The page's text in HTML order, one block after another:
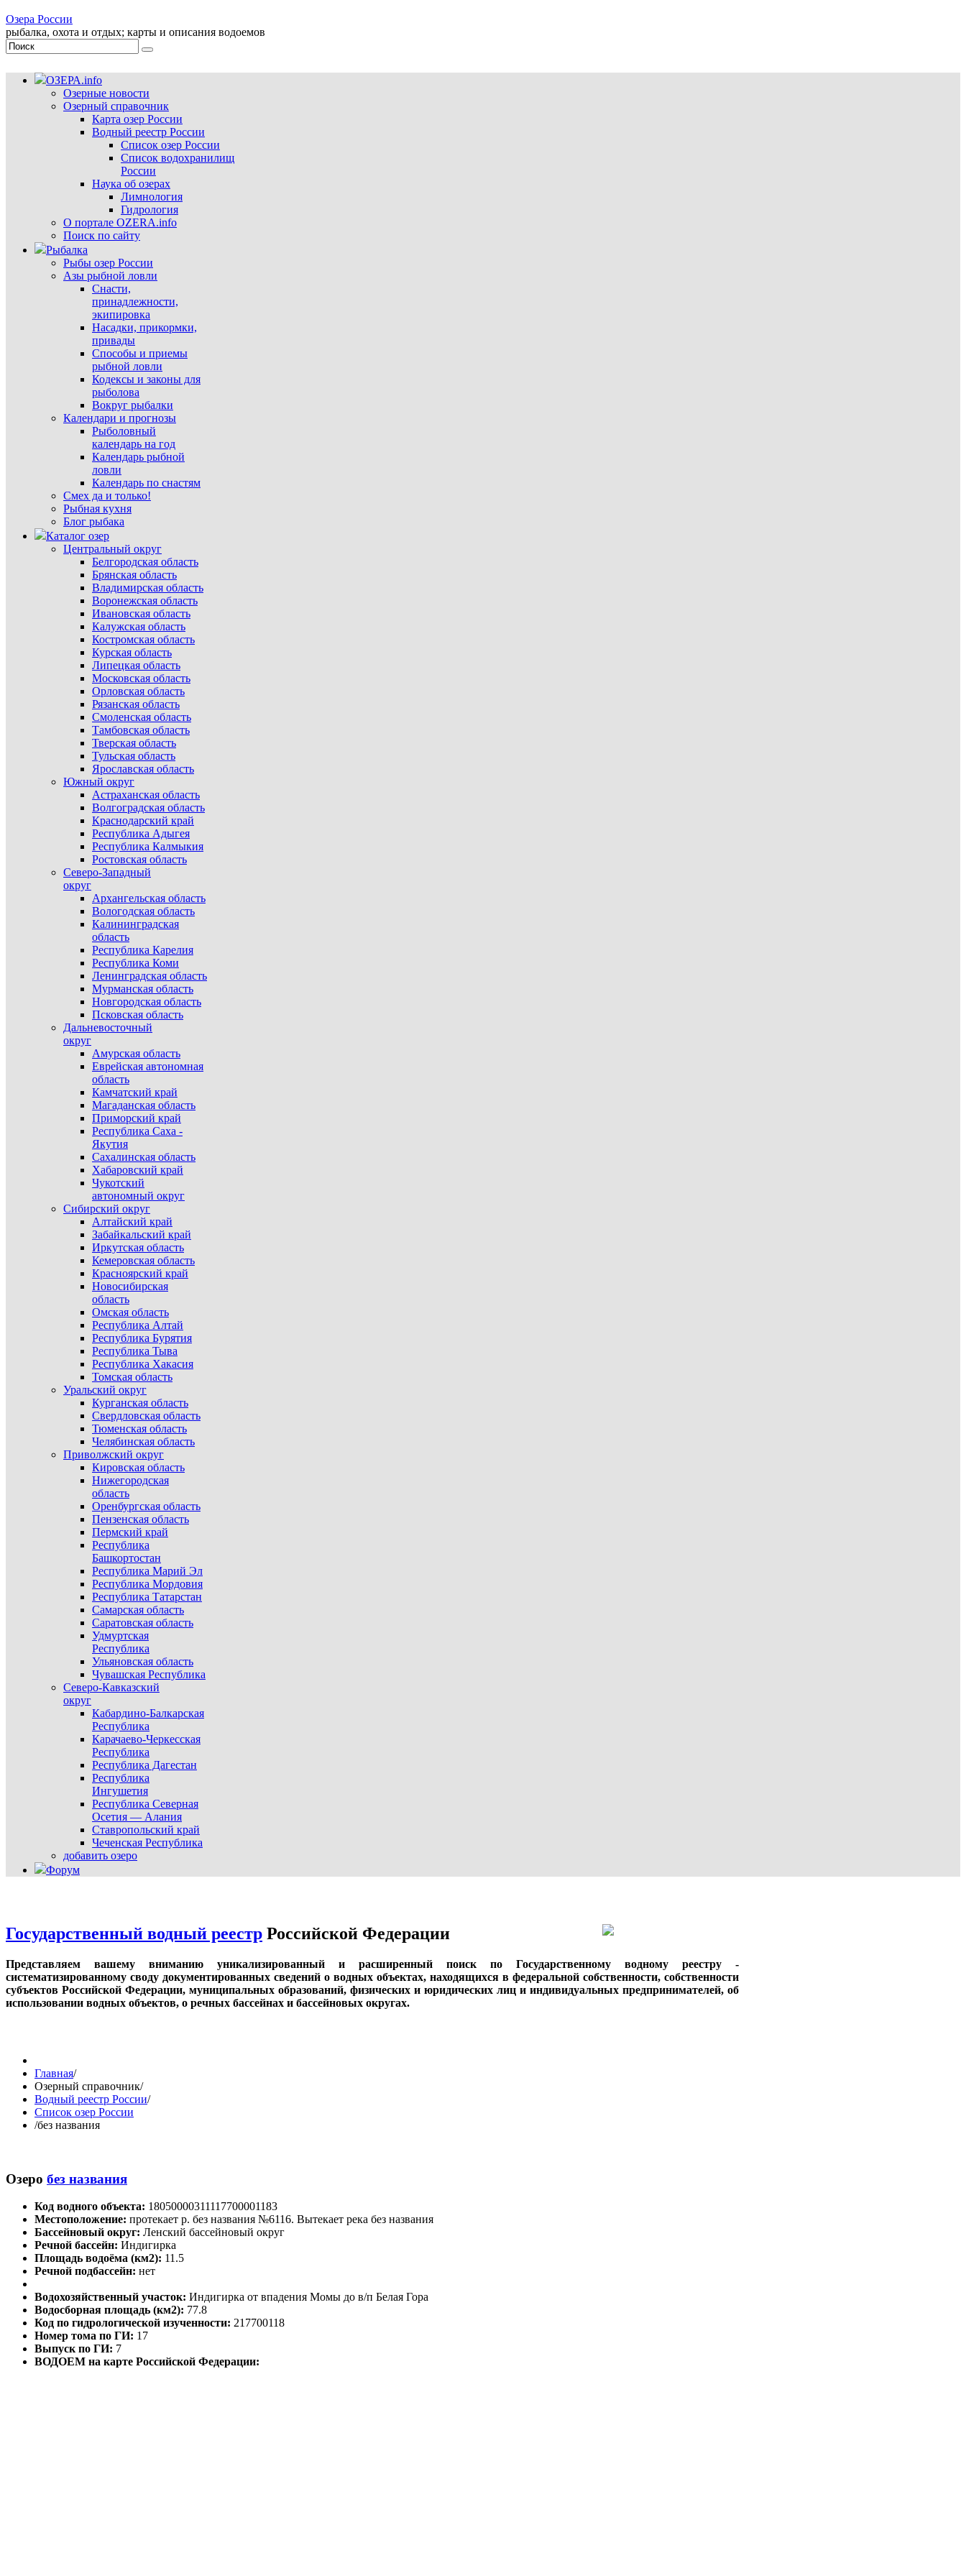
Озера России
рыбалка, охота и отдых; карты и описания водоемов
ОЗЕРА.info
Озерные новости
Озерный справочник
Карта озер России
Водный реестр России
Список озер России
Список водохранилищ
России
Наука об озерах
Лимнология
Гидрология
О портале OZERA.info
Поиск по сайту
Рыбалка
Рыбы озер России
Азы рыбной ловли
Снасти,
принадлежности,
экипировка
Насадки, прикормки,
привады
Способы и приемы
рыбной ловли
Кодексы и законы для
рыболова
Вокруг рыбалки
Календари и прогнозы
Рыболовный
календарь на год
Календарь рыбной
ловли
Календарь по снастям
Смех да и только!
Рыбная кухня
Блог рыбака
Каталог озер
Центральный округ
Белгородская область
Брянская область
Владимирская область
Воронежская область
Ивановская область
Калужская область
Костромская область
Курская область
Липецкая область
Московская область
Орловская область
Рязанская область
Смоленская область
Тамбовская область
Тверская область
Тульская область
Ярославская область
Южный округ
Астраханская область
Волгоградская область
Краснодарский край
Республика Адыгея
Республика Калмыкия
Ростовская область
Северо-Западный
округ
Архангельская область
Вологодская область
Калининградская
область
Республика Карелия
Республика Коми
Ленинградская область
Мурманская область
Новгородская область
Псковская область
Дальневосточный
округ
Амурская область
Еврейская автономная
область
Камчатский край
Магаданская область
Приморский край
Республика Саха -
Якутия
Сахалинская область
Хабаровский край
Чукотский
автономный округ
Сибирский округ
Алтайский край
Забайкальский край
Иркутская область
Кемеровская область
Красноярский край
Новосибирская
область
Омская область
Республика Алтай
Республика Бурятия
Республика Тыва
Республика Хакасия
Томская область
Уральский округ
Курганская область
Свердловская область
Тюменская область
Челябинская область
Приволжский округ
Кировская область
Нижегородская
область
Оренбургская область
Пензенская область
Пермский край
Республика
Башкортостан
Республика Марий Эл
Республика Мордовия
Республика Татарстан
Самарская область
Саратовская область
Удмуртская
Республика
Ульяновская область
Чувашская Республика
Северо-Кавказский
округ
Кабардино-Балкарская
Республика
Карачаево-Черкесская
Республика
Республика Дагестан
Республика
Ингушетия
Республика Северная
Осетия — Алания
Ставропольский край
Чеченская Республика
добавить озеро
Форум
Государственный водный реестр Российской Федерации
Представляем вашему вниманию уникализированный и расширенный поиск по Государственному водному реестру -
систематизированному своду документированных сведений о водных объектах, находящихся в федеральной собственности, собственности
субъектов Российской Федерации, муниципальных образований, физических и юридических лиц и индивидуальных предпринимателей, об
использовании водных объектов, о речных бассейнах и бассейновых округах.
Главная/
Озерный справочник/
Водный реестр России/
Список озер России
/без названия
Озеро без названия
Код водного объекта: 18050000311117700001183
Местоположение: протекает р. без названия №6116. Вытекает река без названия
Бассейновый округ: Ленский бассейновый округ
Речной бассейн: Индигирка
Площадь водоёма (км2): 11.5
Речной подбассейн: нет
Водохозяйственный участок: Индигирка от впадения Момы до в/п Белая Гора
Водосборная площадь (км2): 77.8
Код по гидрологической изученности: 217700118
Номер тома по ГИ: 17
Выпуск по ГИ: 7
ВОДОЕМ на карте Российской Федерации: